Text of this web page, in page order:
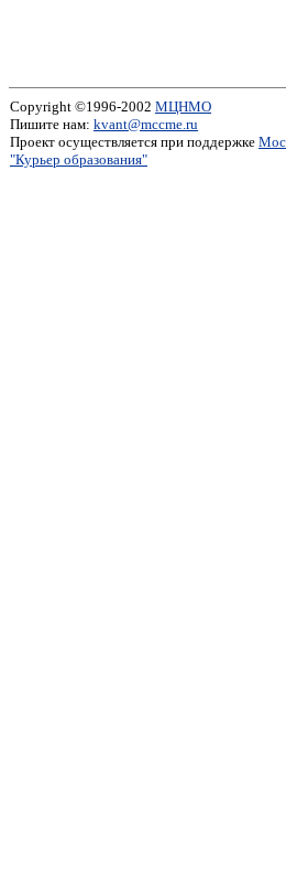
Copyright ©1996-2002 МЦНМО
Пишите нам: kvant@mccme.ru
Проект осуществляется при поддержке
"Курьер образования"